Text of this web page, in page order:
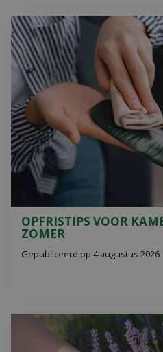
OPFRISTIPS VOOR
ZOMER
Gepubliceerd op 4 augustus 2026